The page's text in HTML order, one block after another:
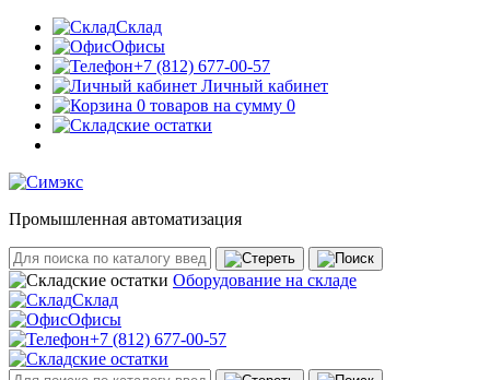
Склад
Офисы
+7 (812) 677-00-57
Личный кабинет
0 товаров на сумму 0
Промышленная автоматизация
Оборудование на складе
Склад
Офисы
+7 (812) 677-00-57